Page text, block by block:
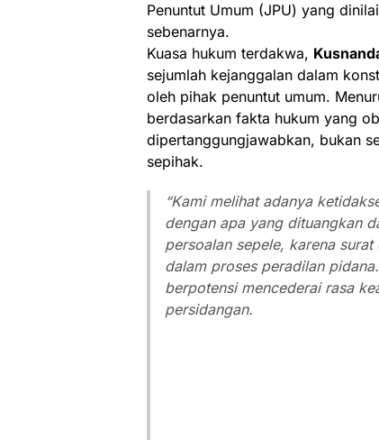
Penuntut Umum (JPU) yang
sebenarnya.
Kuasa hukum terdakwa,
sejumlah kejanggalan dalam
oleh pihak penuntut umum.
berdasarkan fakta hukum yang
dipertanggungjawabkan, bukan
sepihak.
“Kami melihat adanya
dengan apa yang dituangkan
persoalan sepele, karena
dalam proses peradilan
berpotensi mencederai rasa
persidangan.